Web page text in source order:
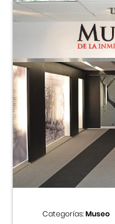
Categorías:Museo